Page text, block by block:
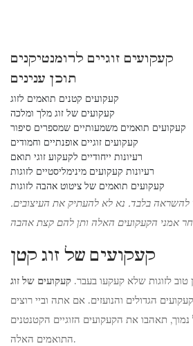
קעקועים זוגיים לרומנטיקנים
תוכן ענינים
קעקועים קטנים תואמים לזוג
קעקועים של זוג מלך ומלכה
קעקועים תואמים משמעותיים שמספרים סיפור
קעקועים זוגיים אופנתיים וחמודים
רעיונות ייחודיים לקעקוע זוגי תואם
רעיונות קעקועים מינימליסטיים לזוגות
קעקועים תואמים של ציטוט אהבה לזוגות
בלבד. נא לא להעתיק את העיצובים.
קעקועים של זוג קטן
טוב לזוגות שלא קעקעו בעבר. קעקועים של זוג
הגדולים והנועזים. אם אתה וביי רוצים
תאהבו את הקעקועים הזוגיים הקטנטנים
התואמים האלה.